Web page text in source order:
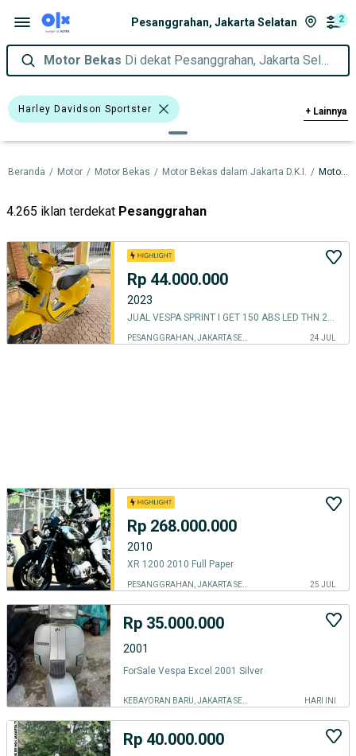
Pesanggrahan, Jakarta Selatan 2
Motor Bekas Di dekat Pesanggrahan, Jakarta Selatan
Harley Davidson Sportster
Harley Davidson Piaggio
Harga Merek Dan Model Tahun
Tipe Membership
+ Lainnya
Beranda / Motor / Motor Bekas / Motor Bekas dalam Jakarta D.K.I. / Motor Bekas dalam Jakarta Selatan
4.265 iklan terdekat Pesanggrahan
Rp 44.000.000
2023
JUAL VESPA SPRINT I GET 150 ABS LED THN 2023 Mulus
24 JUL
Rp 268.000.000
2010
XR 1200 2010 Full Paper
25 JUL
Rp 35.000.000
2001
ForSale Vespa Excel 2001 Silver
HARI INI
Rp 40.000.000